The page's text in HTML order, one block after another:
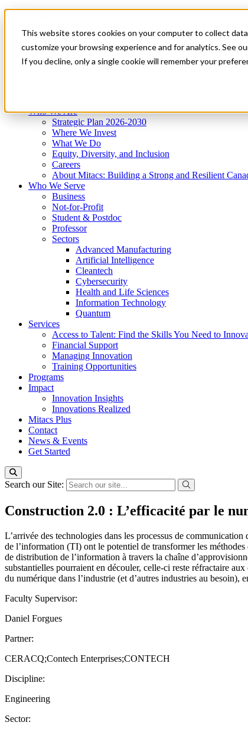
This website stores cookies on your computer to collect
customize your browsing experience and for analytics. See
If you decline, only a single cookie will remember your
News & Events
Get Started
Menu
Who We Are
Strategic Plan 2026-2030
Where We Invest
What We Do
Equity, Diversity, and Inclusion
Careers
About Mitacs: Building a Strong and Resilient
Who We Serve
Business
Not-for-Profit
Student & Postdoc
Professor
Sectors
Advanced Manufacturing
Artificial Intelligence
Cleantech
Cybersecurity
Health and Life Sciences
Information Technology
Quantum
Services
Access to Talent: Find the Skills You Need to
Financial Support
Managing Innovation
Training Opportunities
Programs
Impact
Innovation Insights
Innovations Realized
Mitacs Plus
Contact
News & Events
Get Started
Search our Site:
Construction 2.0 : L’efficacité par le
L’arrivée des technologies dans les processus de
de l’information (TI) ont le potentiel de transformer les
de distribution de l’information à travers la chaîne
substantielles pourraient en découler, celle-ci reste réfractaire
du numérique dans l’industrie (et d’autres industries au besoin),
Faculty Supervisor:
Daniel Forgues
Partner:
CERACQ;Contech Enterprises;CONTECH
Discipline:
Engineering
Sector: